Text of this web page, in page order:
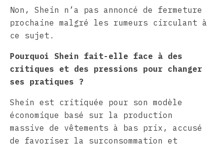
Non, Shein n’a pas annoncé de fermeture
prochaine malgré les rumeurs circulant à
ce sujet.
Pourquoi Shein fait-elle face à des
critiques et des pressions pour changer
ses pratiques ?
Shein est critiquée pour son modèle
économique basé sur la production
massive de vêtements à bas prix, accusé
de favoriser la surconsommation et